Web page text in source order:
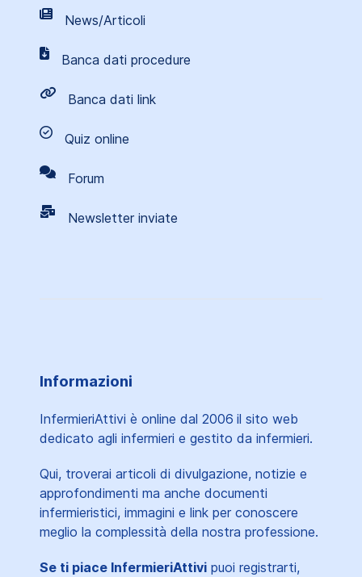
News/Articoli
Banca dati procedure
Banca dati link
Quiz online
Forum
Newsletter inviate
Informazioni
InfermieriAttivi è online dal 2006 il sito web
dedicato agli infermieri e gestito da infermieri.
Qui, troverai articoli di divulgazione, notizie e
approfondimenti ma anche documenti
infermieristici, immagini e link per conoscere
meglio la complessità della nostra professione.
Se ti piace InfermieriAttivi puoi registrarti,